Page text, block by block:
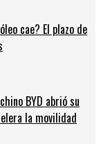
cae? El plazo de
BYD abrió su
la movilidad